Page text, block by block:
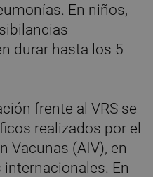
En niños,
durar hasta los 5
frente al VRS se
realizados por el
Vacunas (AIV), en
En